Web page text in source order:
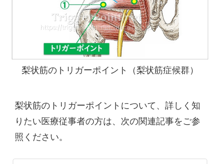
梨状筋のトリガーポイント（梨状筋症候群）
梨状筋のトリガーポイントについて、詳しく知
りたい医療従事者の方は、次の関連記事をご参
照ください。